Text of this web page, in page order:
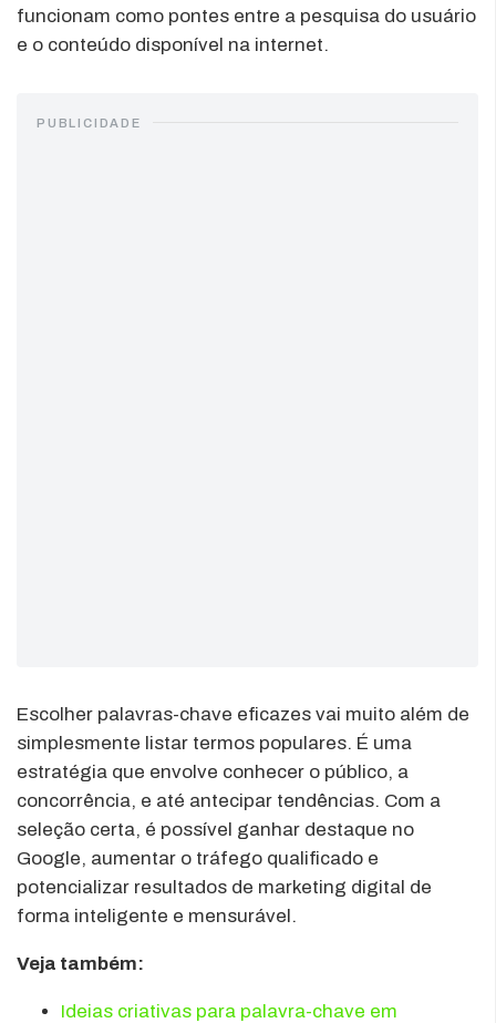
funcionam como pontes entre a pesquisa do usuário
e o conteúdo disponível na internet.
PUBLICIDADE
Escolher palavras-chave eficazes vai muito além de
simplesmente listar termos populares. É uma
estratégia que envolve conhecer o público, a
concorrência, e até antecipar tendências. Com a
seleção certa, é possível ganhar destaque no
Google, aumentar o tráfego qualificado e
potencializar resultados de marketing digital de
forma inteligente e mensurável.
Veja também:
Ideias criativas para palavra-chave em